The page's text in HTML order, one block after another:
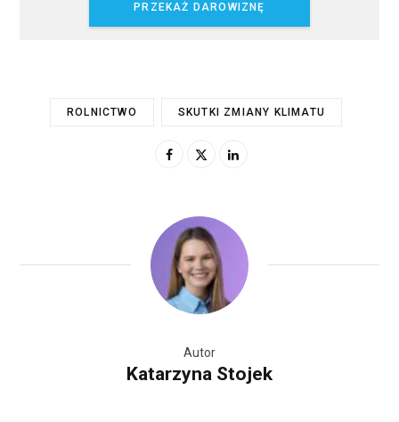
PRZEKAŻ DAROWIZNĘ
ROLNICTWO SKUTKI ZMIANY KLIMATU
Autor
Katarzyna Stojek